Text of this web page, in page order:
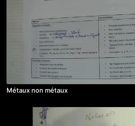
Métaux non métaux